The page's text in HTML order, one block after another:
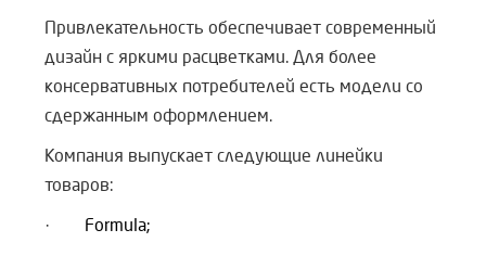
Привлекательность обеспечивает современный
дизайн с яркими расцветками. Для более
консервативных потребителей есть модели со
сдержанным оформлением.
Компания выпускает следующие линейки
товаров:
· Formula;